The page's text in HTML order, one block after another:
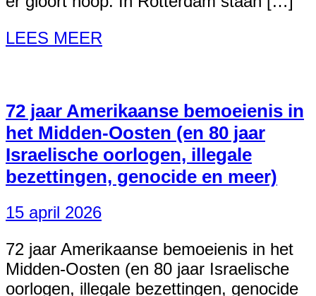
LEES MEER
72 jaar Amerikaanse bemoeienis in
het Midden-Oosten (en 80 jaar
Israelische oorlogen, illegale
bezettingen, genocide en meer)
15 april 2026
72 jaar Amerikaanse bemoeienis in het
Midden-Oosten (en 80 jaar Israelische
oorlogen, illegale bezettingen, genocide